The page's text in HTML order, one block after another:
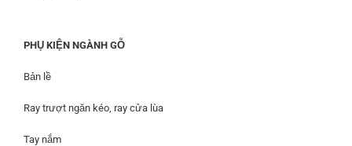
PHỤ KIỆN NGÀNH GỖ
Bản lề
Ray trượt ngăn kéo, ray cửa lùa
Tay nắm